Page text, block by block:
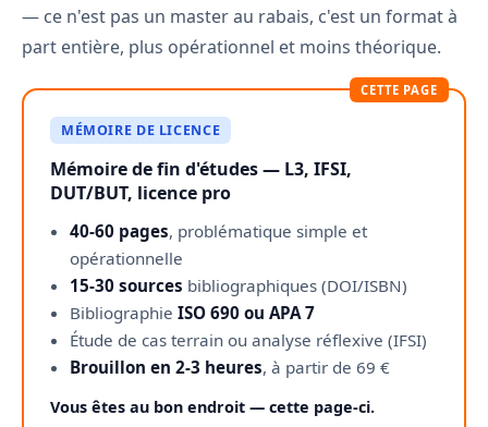
— ce n'est pas un master au rabais, c'est un format à
part entière, plus opérationnel et moins théorique.
CETTE PAGE
MÉMOIRE DE LICENCE
Mémoire de fin d'études — L3, IFSI,
DUT/BUT, licence pro
40-60 pages, problématique simple et
opérationnelle
15-30 sources bibliographiques (DOI/ISBN)
Bibliographie ISO 690 ou APA 7
Étude de cas terrain ou analyse réflexive (IFSI)
Brouillon en 2-3 heures, à partir de 69 €
Vous êtes au bon endroit — cette page-ci.